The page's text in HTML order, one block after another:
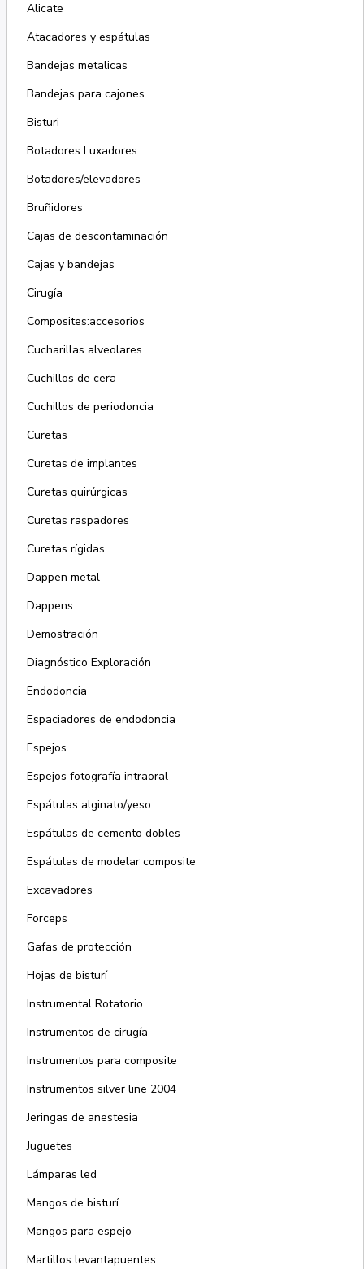
Alicate
Atacadores y espátulas
Bandejas metalicas
Bandejas para cajones
Bisturi
Botadores Luxadores
Botadores/elevadores
Bruñidores
Cajas de descontaminación
Cajas y bandejas
Cirugía
Composites:accesorios
Cucharillas alveolares
Cuchillos de cera
Cuchillos de periodoncia
Curetas
Curetas de implantes
Curetas quirúrgicas
Curetas raspadores
Curetas rígidas
Dappen metal
Dappens
Demostración
Diagnóstico Exploración
Endodoncia
Espaciadores de endodoncia
Espejos
Espejos fotografía intraoral
Espátulas alginato/yeso
Espátulas de cemento dobles
Espátulas de modelar composite
Excavadores
Forceps
Gafas de protección
Hojas de bisturí
Instrumental Rotatorio
Instrumentos de cirugía
Instrumentos para composite
Instrumentos silver line 2004
Jeringas de anestesia
Juguetes
Lámparas led
Mangos de bisturí
Mangos para espejo
Martillos levantapuentes